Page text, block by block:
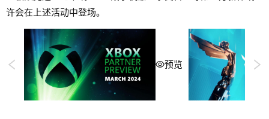
许会在上述活动中登场。
预览